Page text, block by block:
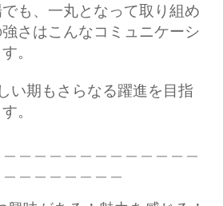
も、一丸となって取り組め
さはこんなコミュニケーシ
。
い期もさらなる躍進を目指
。